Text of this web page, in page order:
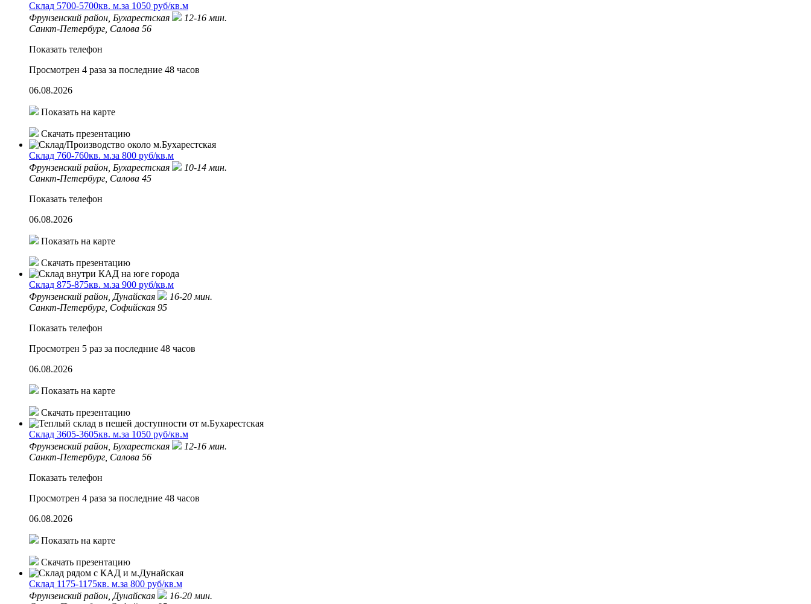
Склад 5700-5700кв. м.за 1050 руб/кв.м
Фрунзенский район, Бухарестская
12-16 мин.
Санкт-Петербург, Салова 56
Показать телефон
Просмотрен 4 раза за последние 48 часов
06.08.2026
Показать на карте
Скачать презентацию
Склад 760-760кв. м.за 800 руб/кв.м
Фрунзенский район, Бухарестская
10-14 мин.
Санкт-Петербург, Салова 45
Показать телефон
06.08.2026
Показать на карте
Скачать презентацию
Склад 875-875кв. м.за 900 руб/кв.м
Фрунзенский район,Дунайская
16-20 мин.
Санкт-Петербург, Софийская 95
Показать телефон
Просмотрен 5 раз за последние 48 часов
06.08.2026
Показать на карте
Скачать презентацию
Склад 3605-3605кв. м.за 1050 руб/кв.м
Фрунзенский район, Бухарестская
12-16 мин.
Санкт-Петербург, Салова 56
Показать телефон
Просмотрен 4 раза за последние 48 часов
06.08.2026
Показать на карте
Скачать презентацию
Склад 1175-1175кв. м.за 800 руб/кв.м
Фрунзенский район,Дунайская
16-20 мин.